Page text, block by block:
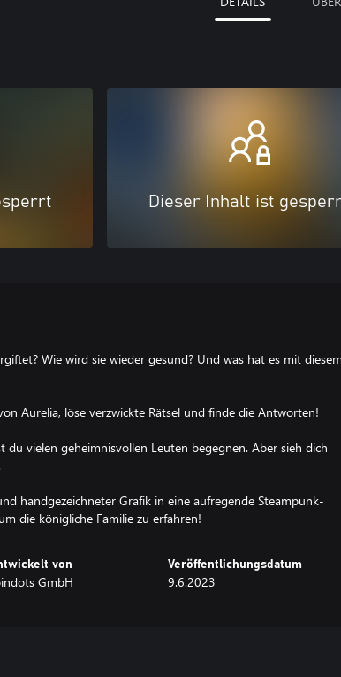
Dieser Inhalt ist
Wie wird sie wieder gesund? Und was hat es mit diesem
Aurelia, löse verzwickte Rätsel und finde die Antworten!
du vielen geheimnisvollen Leuten begegnen. Aber sieh dich
handgezeichneter Grafik in eine aufregende Steampunk-
die königliche Familie zu erfahren!
von
GmbH
Veröffentlichungsdatum
9.6.2023